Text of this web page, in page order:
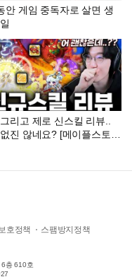
안 게임 중독자로 살면 생
리고 제로 신스킬 리뷰..
진 않네요? [메이플스토
호정책
스팸방지정책
층 610호